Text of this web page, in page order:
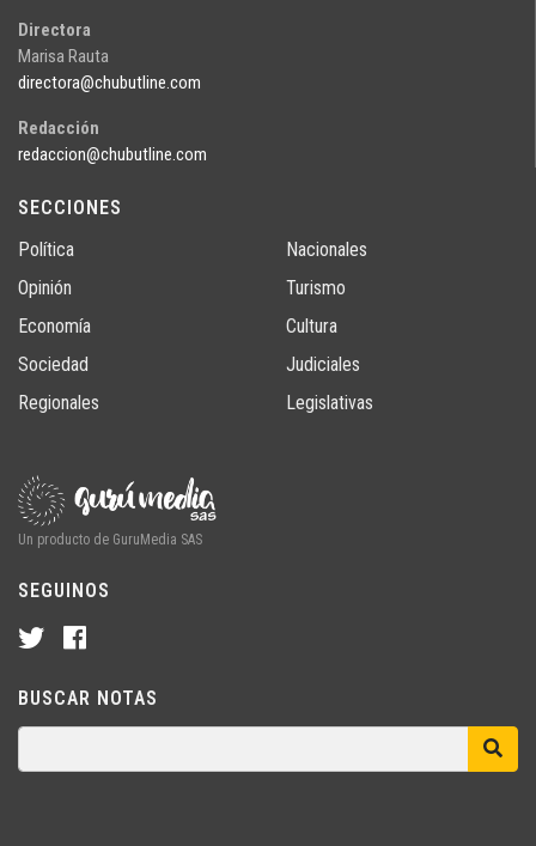
Directora
Marisa Rauta
directora@chubutline.com
Redacción
redaccion@chubutline.com
SECCIONES
Política
Opinión
Economía
Sociedad
Regionales
Nacionales
Turismo
Cultura
Judiciales
Legislativas
Un producto de GuruMedia SAS
SEGUINOS
BUSCAR NOTAS